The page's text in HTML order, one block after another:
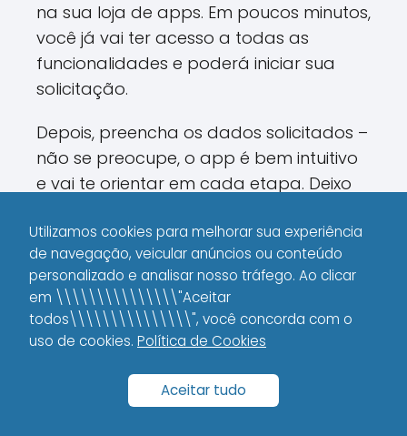
na sua loja de apps. Em poucos minutos,
você já vai ter acesso a todas as
funcionalidades e poderá iniciar sua
solicitação.
Depois, preencha os dados solicitados –
não se preocupe, o app é bem intuitivo
e vai te orientar em cada etapa. Deixo
documentos em mãos para agilizar o
processo e evitar qualquer imprevisto.
Etapas do Processo de
Solicitação
Aqui vai um resumo prático:
Utilizamos cookies para melhorar sua experiência
de navegação, veicular anúncios ou conteúdo
personalizado e analisar nosso tráfego. Ao clicar
em \\\\\\\\\\\\\\\"Aceitar
todos\\\\\\\\\\\\\\\", você concorda com o
uso de cookies. Política de Cookies
Aceitar tudo